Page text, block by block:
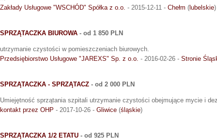
Zakłady Usługowe "WSCHÓD" Spółka z o.o. - 2015-12-11 - Chełm ( lubelskie)
SPRZĄTACZKA BIUROWA - od 1 850 PLN
utrzymanie czystości w pomieszczeniach biurowych.
Przedsiębiorstwo Usługowe "JAREXS" Sp. z o.o. - 2016-02-26 - Stronie
SPRZĄTACZKA - SPRZĄTACZ - od 2 000 PLN
Umiejętność sprzątania szpitali utrzymanie czystości obejmujące mycie i
kontakt przez OHP - 2017-10-26 - Gliwice (śląskie)
SPRZĄTACZKA 1/2 ETATU - od 925 PLN